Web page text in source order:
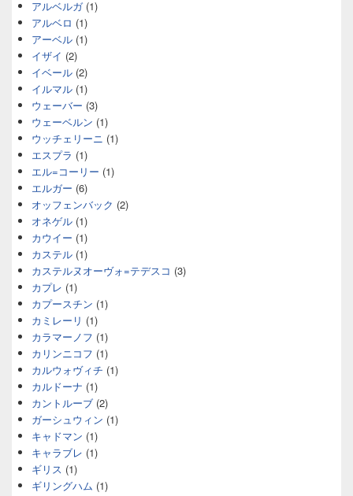
アルベルガ(1)
アルベロ (1)
アーベル (1)
イザイ (2)
イベール (2)
イルマル (1)
ウェーバー (3)
ウェーベルン (1)
ウッチェリーニ (1)
エスプラ (1)
エル=コーリー (1)
エルガー (6)
オッフェンバック (2)
オネゲル (1)
カウイー (1)
カステル (1)
カステルヌオーヴォ=テデスコ (3)
カプレ (1)
カプースチン (1)
カミレーリ (1)
カラマーノフ (1)
カリンニコフ (1)
カルウォヴィチ (1)
カルドーナ (1)
カントルーブ (2)
ガーシュウィン (1)
キャドマン (1)
キャラブレ (1)
ギリス (1)
ギリングハム (1)